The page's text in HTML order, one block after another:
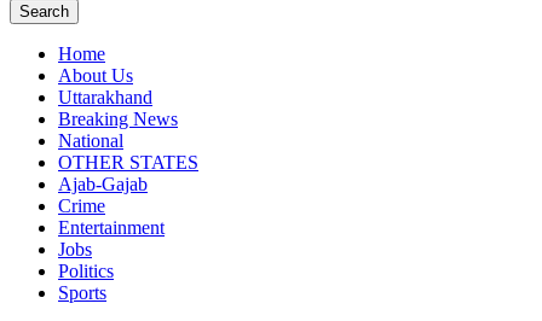
Search
Home
About Us
Uttarakhand
Breaking News
National
OTHER STATES
Ajab-Gajab
Crime
Entertainment
Jobs
Politics
Sports